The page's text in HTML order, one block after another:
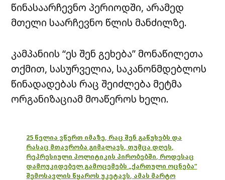
წინასაარჩევნო პერიოდში, არამედ
მთელი საარჩევნო წლის მანძილზე.
კამპანიის “ეს შენ გეხება” მონაწილეთა
თქმით, სასურველია, საკანონმდებლოს
წინადადებას რაც შეიძლება მეტმა
ორგანიზაციამ მოაწეროს ხელი.
25 წელია ვწერთ იმაზე, რაც შენ გაწუხებს და
რასაც მთავრობა გიმალავს, თუმცა დღეს,
რეპრესიული პოლიტიკის პირობებში, როდესაც
დამოუკიდებელ გამოცემებს „ქართული ოცნება“
შემოსავლის წყაროს უკეტავს, ამას მარტო